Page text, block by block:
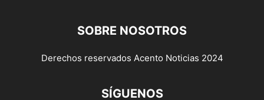
SOBRE NOSOTROS
Derechos reservados Acento Noticias 2024
SÍGUENOS